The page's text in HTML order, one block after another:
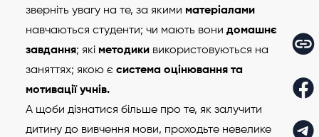
зверніть увагу на те, за якими матеріалами
навчаються студенти; чи мають вони домашнє
завдання; які методики використовуються на
заняттях; якою є система оцінювання та
мотивації учнів.
А щоби дізнатися більше про те, як залучити
дитину до вивчення мови, проходьте невелике